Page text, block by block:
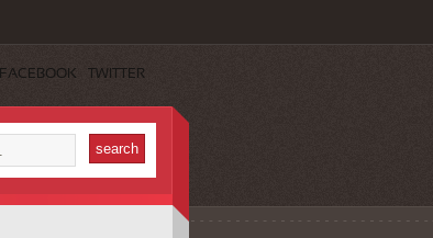
FACEBOOK TWITTER